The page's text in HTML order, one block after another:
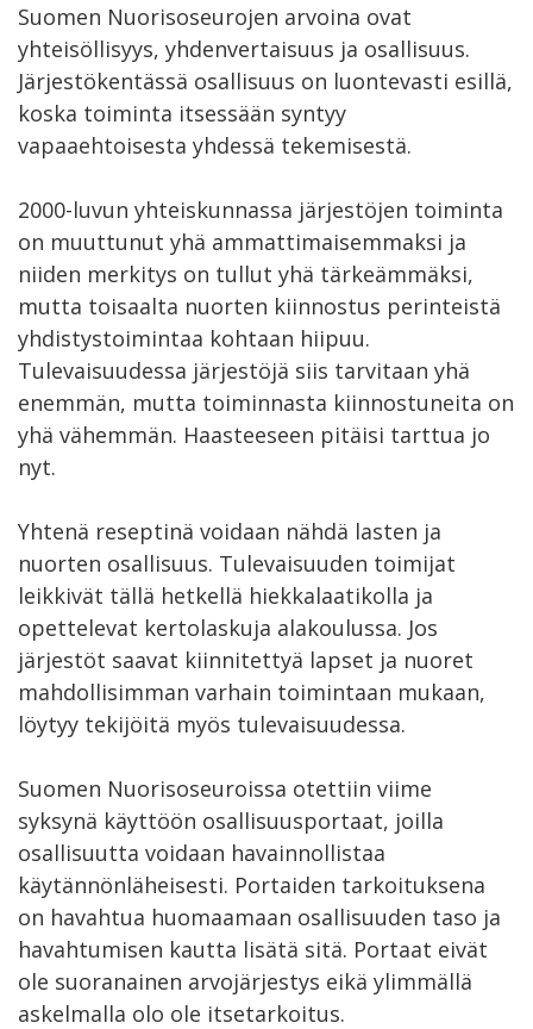
Suomen Nuorisoseurojen arvoina ovat
yhteisöllisyys, yhdenvertaisuus ja osallisuus.
Järjestökentässä osallisuus on luontevasti esillä,
koska toiminta itsessään syntyy
vapaaehtoisesta yhdessä tekemisestä.
2000-luvun yhteiskunnassa järjestöjen toiminta
on muuttunut yhä ammattimaisemmaksi ja
niiden merkitys on tullut yhä tärkeämmäksi,
mutta toisaalta nuorten kiinnostus perinteistä
yhdistystoimintaa kohtaan hiipuu.
Tulevaisuudessa järjestöjä siis tarvitaan yhä
enemmän, mutta toiminnasta kiinnostuneita on
yhä vähemmän. Haasteeseen pitäisi tarttua jo
nyt.
Yhtenä reseptinä voidaan nähdä lasten ja
nuorten osallisuus. Tulevaisuuden toimijat
leikkivät tällä hetkellä hiekkalaatikolla ja
opettelevat kertolaskuja alakoulussa. Jos
järjestöt saavat kiinnitettyä lapset ja nuoret
mahdollisimman varhain toimintaan mukaan,
löytyy tekijöitä myös tulevaisuudessa.
Suomen Nuorisoseuroissa otettiin viime
syksynä käyttöön osallisuusportaat, joilla
osallisuutta voidaan havainnollistaa
käytännönläheisesti. Portaiden tarkoituksena
on havahtua huomaamaan osallisuuden taso ja
havahtumisen kautta lisätä sitä. Portaat eivät
ole suoranainen arvojärjestys eikä ylimmällä
askelmalla olo ole itsetarkoitus.